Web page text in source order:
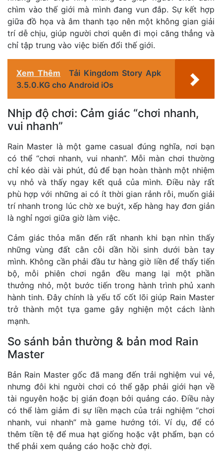
chìm vào thế giới mà mình đang vun đắp. Sự kết hợp
giữa đồ họa và âm thanh tạo nên một không gian giải
trí dễ chịu, giúp người chơi quên đi mọi căng thẳng và
chỉ tập trung vào việc biến đổi thế giới.
Xem Thêm
Tải Kingdom Story Apk
3.5.0.KG cho Android iOs
Nhịp độ chơi: Cảm giác “chơi nhanh,
vui nhanh”
Rain Master là một game casual đúng nghĩa, nơi bạn
có thể “chơi nhanh, vui nhanh”. Mỗi màn chơi thường
chỉ kéo dài vài phút, đủ để bạn hoàn thành một nhiệm
vụ nhỏ và thấy ngay kết quả của mình. Điều này rất
phù hợp với những ai có ít thời gian rảnh rỗi, muốn giải
trí nhanh trong lúc chờ xe buýt, xếp hàng hay đơn giản
là nghỉ ngơi giữa giờ làm việc.
Cảm giác thỏa mãn đến rất nhanh khi bạn nhìn thấy
những vùng đất cằn cỗi dần hồi sinh dưới bàn tay
mình. Không cần phải đầu tư hàng giờ liền để thấy tiến
bộ, mỗi phiên chơi ngắn đều mang lại một phần
thưởng nhỏ, một bước tiến trong hành trình phủ xanh
hành tinh. Đây chính là yếu tố cốt lõi giúp Rain Master
trở thành một tựa game gây nghiện một cách lành
mạnh.
So sánh bản thường & bản mod Rain
Master
Bản Rain Master gốc đã mang đến trải nghiệm vui vẻ,
nhưng đôi khi người chơi có thể gặp phải giới hạn về
tài nguyên hoặc bị gián đoạn bởi quảng cáo. Điều này
có thể làm giảm đi sự liền mạch của trải nghiệm “chơi
nhanh, vui nhanh” mà game hướng tới. Ví dụ, để có
thêm tiền tệ để mua hạt giống hoặc vật phẩm, bạn có
thể phải xem quảng cáo hoặc chờ đợi.